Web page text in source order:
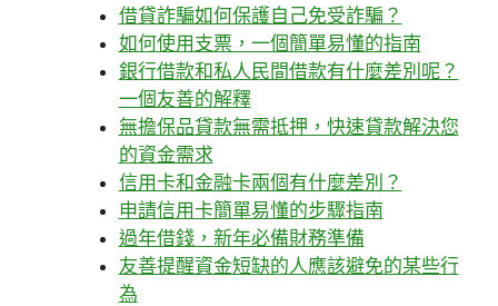
借貸詐騙如何保護自己免受詐騙？
如何使用支票，一個簡單易懂的指南
銀行借款和私人民間借款有什麼差別呢？
一個友善的解釋
無擔保品貸款無需抵押，快速貸款解決您
的資金需求
信用卡和金融卡兩個有什麼差別？
申請信用卡簡單易懂的步驟指南
過年借錢，新年必備財務準備
友善提醒資金短缺的人應該避免的某些行
為